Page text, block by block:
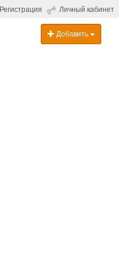
Регистрация Личный кабинет
Добавить